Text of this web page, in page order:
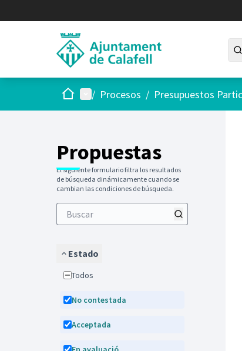
InicioMenú principal
/ Procesos / Presupuestos
Propuestas
El siguiente formulario filtra los resultados
de búsqueda dinámicamente cuando se
cambian las condiciones de búsqueda.
Estado
Todos
No contestada
Acceptada